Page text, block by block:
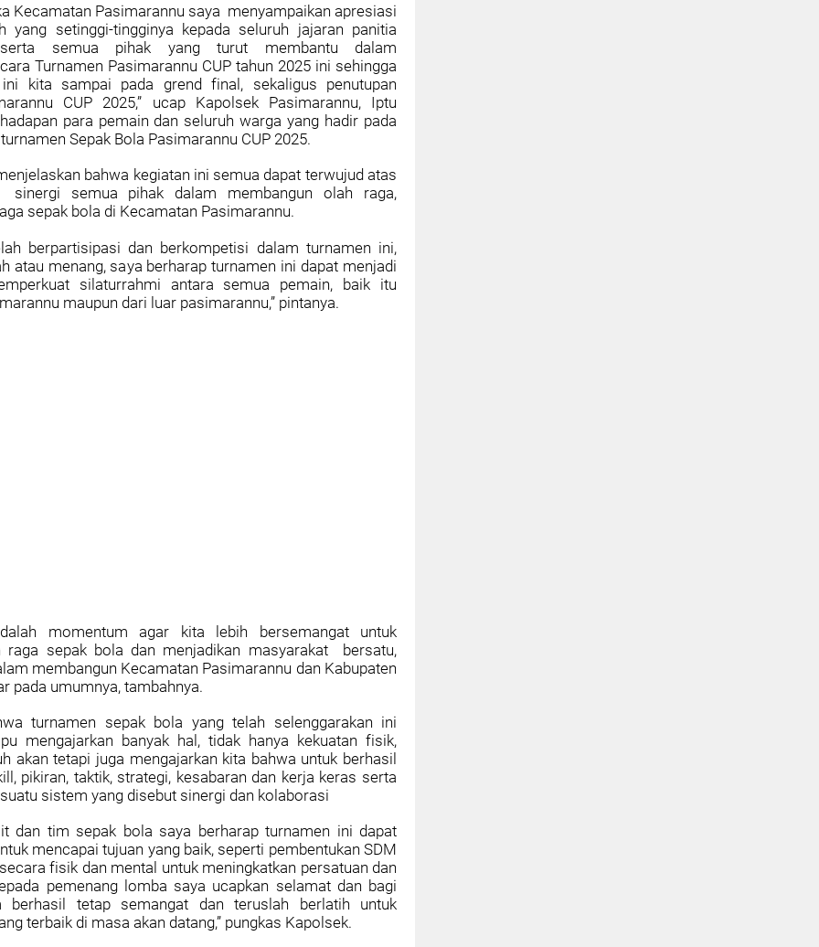
Kecamatan Pasimarannu saya menyampaikan apresiasi
yang setinggi-tingginya kepada seluruh jajaran panitia
serta semua pihak yang turut membantu dalam
Turnamen Pasimarannu CUP tahun 2025 ini sehingga
kita sampai pada grend final, sekaligus penutupan
CUP 2025,” ucap Kapolsek Pasimarannu, Iptu
para pemain dan seluruh warga yang hadir pada
Sepak Bola Pasimarannu CUP 2025.
bahwa kegiatan ini semua dapat terwujud atas
sinergi semua pihak dalam membangun olah raga,
sepak bola di Kecamatan Pasimarannu.
berpartisipasi dan berkompetisi dalam turnamen ini,
atau menang, saya berharap turnamen ini dapat menjadi
silaturrahmi antara semua pemain, baik itu
maupun dari luar pasimarannu,” pintanya.
momentum agar kita lebih bersemangat untuk
raga sepak bola dan menjadikan masyarakat bersatu,
membangun Kecamatan Pasimarannu dan Kabupaten
pada umumnya, tambahnya.
turnamen sepak bola yang telah selenggarakan ini
mengajarkan banyak hal, tidak hanya kekuatan fisik,
akan tetapi juga mengajarkan kita bahwa untuk berhasil
pikiran, taktik, strategi, kesabaran dan kerja keras serta
sistem yang disebut sinergi dan kolaborasi
dan tim sepak bola saya berharap turnamen ini dapat
mencapai tujuan yang baik, seperti pembentukan SDM
fisik dan mental untuk meningkatkan persatuan dan
pemenang lomba saya ucapkan selamat dan bagi
berhasil tetap semangat dan teruslah berlatih untuk
terbaik di masa akan datang,” pungkas Kapolsek.